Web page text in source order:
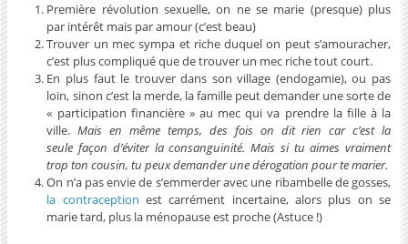
Première révolution sexuelle, on ne se marie (presque) plus
par intérêt mais par amour (c’est beau)
Trouver un mec sympa et riche duquel on peut s’amouracher,
c’est plus compliqué que de trouver un mec riche tout court.
En plus faut le trouver dans son village (endogamie), ou pas
loin, sinon c’est la merde, la famille peut demander une sorte de
« participation financière » au mec qui va prendre la fille à la
ville.Mais en même temps, des fois on dit rien car c’est la
seule façon d’éviter la consanguinité. Mais si tu aimes vraiment
trop ton cousin, tu peux demander une dérogation pour te marier.
On n’a pas envie de s’emmerder avec une ribambelle de gosses,
la contraception est carrément incertaine, alors plus on se
marie tard, plus la ménopause est proche (Astuce !)